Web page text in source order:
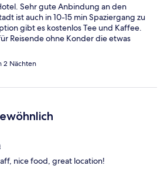
Sehr gute Anbindung an den
ist auch in 10-15 min Spaziergang zu
gibt es kostenlos Tee und Kaffee.
Reisende ohne Konder die etwas
2 Nächten
nice food, great location!